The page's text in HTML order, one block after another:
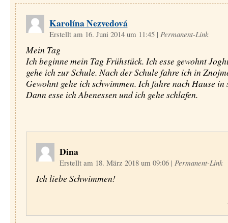
Karolína Nezvedová
Erstellt am 16. Juni 2014 um 11:45 | Permanent-Link
Mein Tag
Ich beginne mein Tag Frühstück. Ich esse gewohnt
gehe ich zur Schule. Nach der Schule fahre ich in
Gewohnt gehe ich schwimmen. Ich fahre nach Hause in
Dann esse ich Abenessen und ich gehe schlafen.
Dina
Erstellt am 18. März 2018 um 09:06 | Permanent-Link
Ich liebe Schwimmen!